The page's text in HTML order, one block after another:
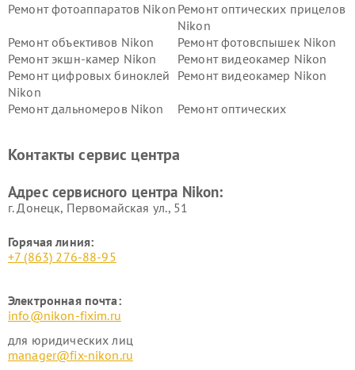
Ремонт фотоаппаратов Nikon Ремонт оптических прицелов
Nikon
Ремонт объективов Nikon
Ремонт фотовспышек Nikon
Ремонт экшн-камер Nikon
Ремонт видеокамер Nikon
Ремонт цифровых биноклей
Nikon
Ремонт видеокамер Nikon
Ремонт дальномеров Nikon
Ремонт оптических
Контакты сервис центра
Адрес сервисного центра Nikon:
г. Донецк, Первомайская ул., 51
Горячая линия:
+7 (863) 276-88-95
Электронная почта:
info@nikon-fixim.ru
для юридических лиц
manager@fix-nikon.ru